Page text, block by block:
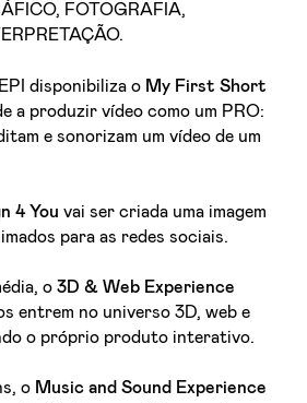
FOTOGRAFIA,
disponibiliza o My First Short
a produzir vídeo como um PRO:
e sonorizam um vídeo de um
4 You vai ser criada uma imagem
para as redes sociais.
o3D & Web Experience
entrem no universo 3D, web e
o próprio produto interativo.
o Music and Sound Experience